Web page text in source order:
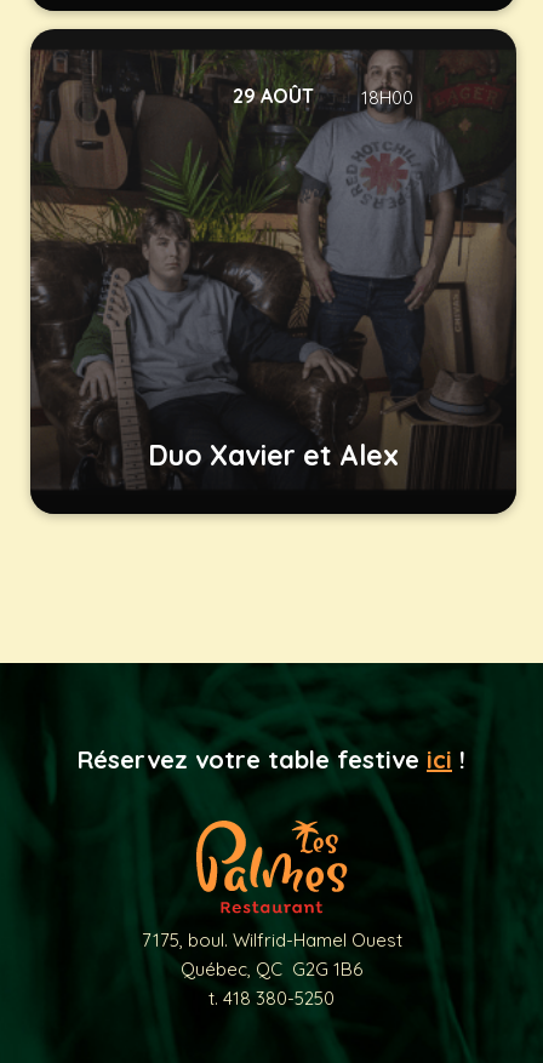
29 AOÛT 18H00
Duo Xavier et Alex
Réservez votre table festive ici !
7175, boul. Wilfrid-Hamel Ouest
Québec, QC G2G 1B6
t. 418 380-5250